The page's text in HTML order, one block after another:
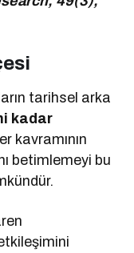
tarihsel arka
kadar
kavramının
betimlemeyi bu